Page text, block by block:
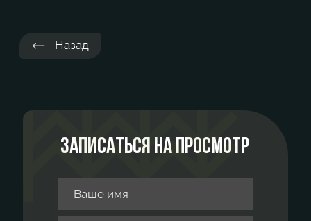
Назад
Записаться на просмотр